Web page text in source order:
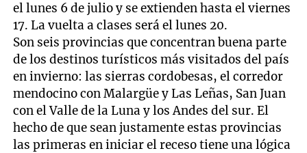
el lunes 6 de julio y se extienden hasta el viernes
17. La vuelta a clases será el lunes 20.
Son seis provincias que concentran buena parte
de los destinos turísticos más visitados del país
en invierno: las sierras cordobesas, el corredor
mendocino con Malargüe y Las Leñas, San Juan
con el Valle de la Luna y los Andes del sur. El
hecho de que sean justamente estas provincias
las primeras en iniciar el receso tiene una lógica